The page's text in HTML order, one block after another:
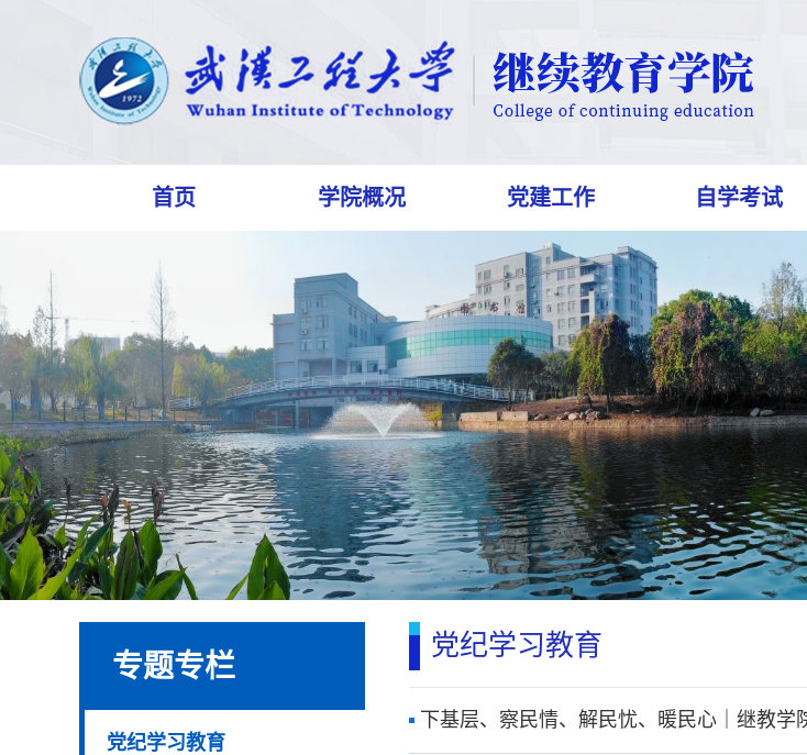
首页 学院概况 党建工作 自学考试
专题专栏
党纪学习教育
党纪学习教育
下基层、察民情、解民忧、暖民心｜继教